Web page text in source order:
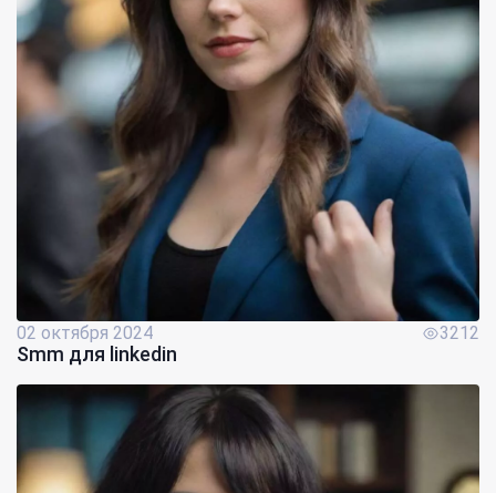
02 октября 2024 3212
Smm для linkedin